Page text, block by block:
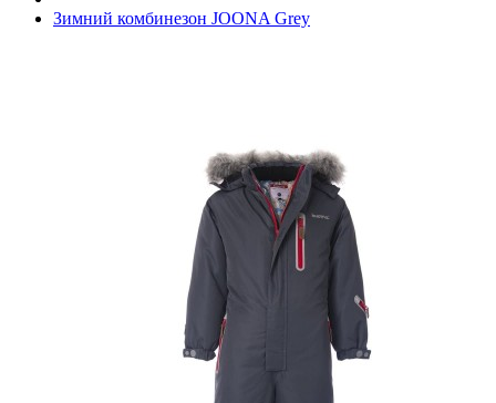
Зимний комбинезон JOONA Grey